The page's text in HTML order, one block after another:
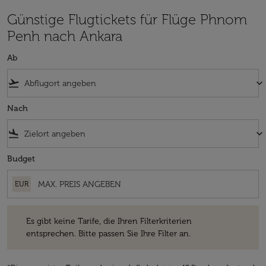
Günstige Flugtickets für Flüge Phnom
Penh nach Ankara
Ab
flight_takeoff keyboard_arrow_down
Nach
flight_land keyboard_arrow_down
Budget
EUR
Es gibt keine Tarife, die Ihren Filterkriterien
entsprechen. Bitte passen Sie Ihre Filter an.